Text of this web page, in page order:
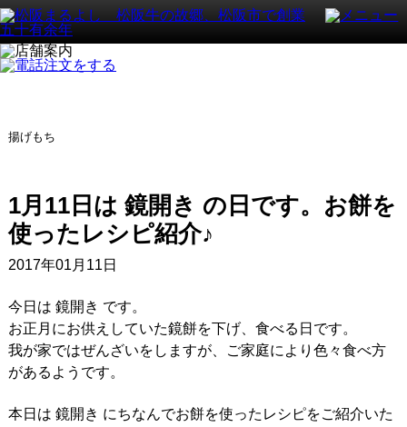
揚げもち
1月11日は 鏡開き の日です。お餅を
使ったレシピ紹介♪
2017年01月11日
今日は 鏡開き です。
お正月にお供えしていた鏡餅を下げ、食べる日です。
我が家ではぜんざいをしますが、ご家庭により色々食べ方
があるようです。
本日は 鏡開き にちなんでお餅を使ったレシピをご紹介いた